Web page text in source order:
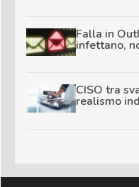
Falla in
infettano,
CISO tra
realismo